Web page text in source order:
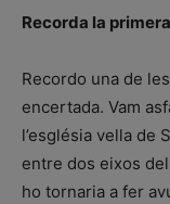
Recorda la
Recordo una de
encertada. Vam
l’església vella de
entre dos eixos
ho tornaria a fer